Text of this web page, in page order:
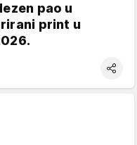
pao u
print u